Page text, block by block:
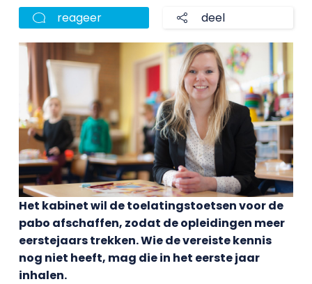
reageer deel
Het kabinet wil de toelatingstoetsen voor de
pabo afschaffen, zodat de opleidingen meer
eerstejaars trekken. Wie de vereiste kennis
nog niet heeft, mag die in het eerste jaar
inhalen.